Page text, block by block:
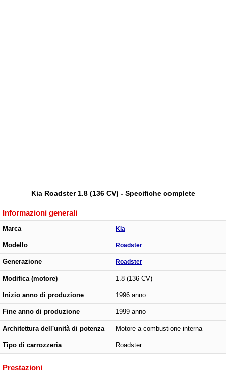
Kia Roadster 1.8 (136 CV) - Specifiche complete
Informazioni generali
Marca Kia
Modello Roadster
Generazione Roadster
Modifica (motore) 1.8 (136 CV)
Inizio anno di produzione 1996 anno
Fine anno di produzione 1999 anno
Architettura dell'unità di potenza Motore a combustione interna
Tipo di carrozzeria Roadster
Prestazioni